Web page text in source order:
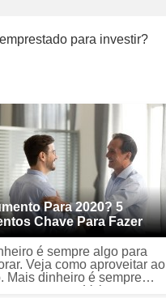
para investir?
Para 2020? 5
Chave Para Fazer
é sempre algo para
Veja como aproveitar ao
comemorar. Veja como